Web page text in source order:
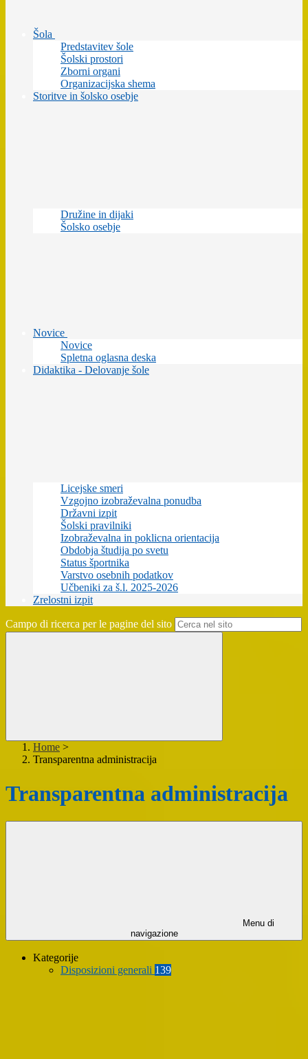
Šola
Predstavitev šole
Šolski prostori
Zborni organi
Organizacijska shema
Storitve in šolsko osebje
Družine in dijaki
Šolsko osebje
Novice
Novice
Spletna oglasna deska
Didaktika - Delovanje šole
Licejske smeri
Vzgojno izobraževalna ponudba
Državni izpit
Šolski pravilniki
Izobraževalna in poklicna orientacija
Obdobja študija po svetu
Status športnika
Varstvo osebnih podatkov
Učbeniki za š.l. 2025-2026
Zrelostni izpit
Campo di ricerca per le pagine del sito
Home >
Transparentna administracija
Transparentna administracija
Menu di
navigazione
Kategorije
Disposizioni generali 139